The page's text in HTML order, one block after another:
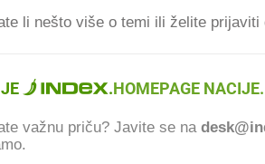
li nešto više o temi ili želite
.HOMEPAGE NACIJE.
važnu priču? Javite se na